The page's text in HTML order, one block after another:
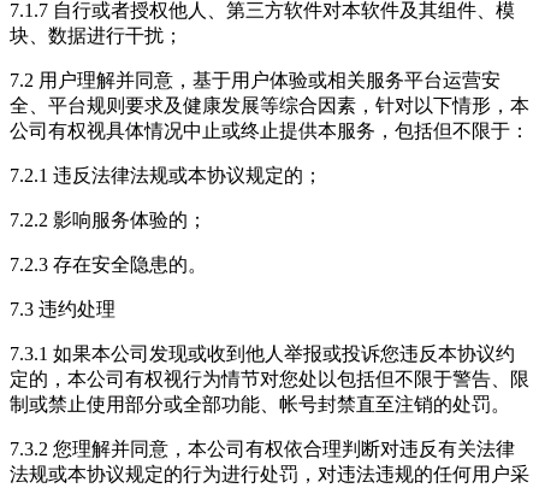
7.1.7 自行或者授权他人、第三方软件对本软件及其组件、模
块、数据进行干扰；
7.2 用户理解并同意，基于用户体验或相关服务平台运营安
全、平台规则要求及健康发展等综合因素，针对以下情形，本
公司有权视具体情况中止或终止提供本服务，包括但不限于：
7.2.1 违反法律法规或本协议规定的；
7.2.2 影响服务体验的；
7.2.3 存在安全隐患的。
7.3 违约处理
7.3.1 如果本公司发现或收到他人举报或投诉您违反本协议约
定的，本公司有权视行为情节对您处以包括但不限于警告、限
制或禁止使用部分或全部功能、帐号封禁直至注销的处罚。
7.3.2 您理解并同意，本公司有权依合理判断对违反有关法律
法规或本协议规定的行为进行处罚，对违法违规的任何用户采